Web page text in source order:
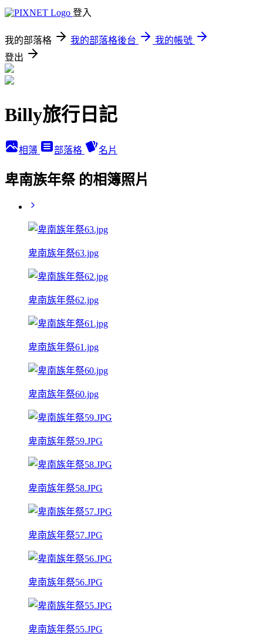
登入
我的部落格 我的部落格後台
我的帳號
登出
Billy旅行日記
相簿 部落格 名片
卑南族年祭 的相簿照片
卑南族年祭63.jpg
卑南族年祭62.jpg
卑南族年祭61.jpg
卑南族年祭60.jpg
卑南族年祭59.JPG
卑南族年祭58.JPG
卑南族年祭57.JPG
卑南族年祭56.JPG
卑南族年祭55.JPG